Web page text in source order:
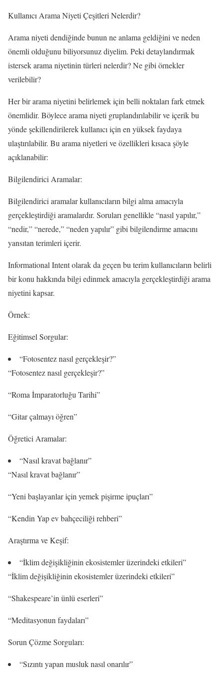
Kullanıcı Arama Niyeti Çeşitleri Nelerdir?
Arama niyeti dendiğinde bunun ne anlama geldiğini ve neden
önemli olduğunu biliyorsunuz diyelim. Peki detaylandırmak
istersek arama niyetinin türleri nelerdir? Ne gibi örnekler
verilebilir?
Her bir arama niyetini belirlemek için belli noktaları fark etmek
önemlidir. Böylece arama niyeti gruplandırılabilir ve içerik bu
yönde şekillendirilerek kullanıcı için en yüksek faydaya
ulaştırılabilir. Bu arama niyetleri ve özellikleri kısaca şöyle
açıklanabilir:
Bilgilendirici Aramalar:
Bilgilendirici aramalar kullanıcıların bilgi alma amacıyla
gerçekleştirdiği aramalardır. Soruları genellikle “nasıl yapılır,”
“nedir,” “nerede,” “neden yapılır” gibi bilgilendirme amacını
yansıtan terimleri içerir.
Informational Intent olarak da geçen bu terim kullanıcıların belirli
bir konu hakkında bilgi edinmek amacıyla gerçekleştirdiği arama
niyetini kapsar.
Örnek:
Eğitimsel Sorgular:
“Fotosentez nasıl gerçekleşir?”
“Fotosentez nasıl gerçekleşir?”
“Roma İmparatorluğu Tarihi”
“Gitar çalmayı öğren”
Öğretici Aramalar:
“Nasıl kravat bağlanır”
“Nasıl kravat bağlanır”
“Yeni başlayanlar için yemek pişirme ipuçları”
“Kendin Yap ev bahçeciliği rehberi”
Araştırma ve Keşif:
“İklim değişikliğinin ekosistemler üzerindeki etkileri”
“İklim değişikliğinin ekosistemler üzerindeki etkileri”
“Shakespeare’in ünlü eserleri”
“Meditasyonun faydaları”
Sorun Çözme Sorguları:
“Sızıntı yapan musluk nasıl onarılır”